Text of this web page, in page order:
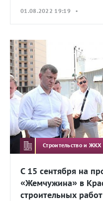
01.08.2022 19:19 •
Строительство и ЖКХ
С 15 сентября на
«Жемчужина» в
строительных работ